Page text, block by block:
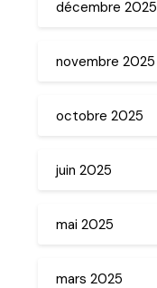
décembre 2025
novembre 2025
octobre 2025
juin 2025
mai 2025
mars 2025